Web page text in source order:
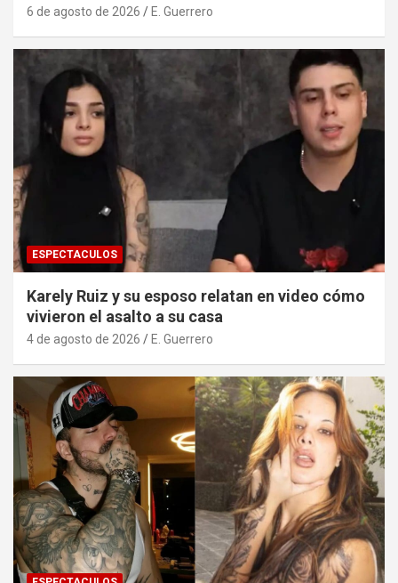
6 de agosto de 2026 E. Guerrero
ESPECTACULOS
Karely Ruiz y su esposo relatan en video cómo
vivieron el asalto a su casa
4 de agosto de 2026 E. Guerrero